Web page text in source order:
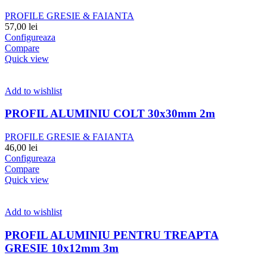
PROFILE GRESIE & FAIANTA
57,00 lei
Configureaza
Compare
Quick view
Add to wishlist
PROFIL ALUMINIU COLT 30x30mm 2m
PROFILE GRESIE & FAIANTA
46,00 lei
Configureaza
Compare
Quick view
Add to wishlist
PROFIL ALUMINIU PENTRU TREAPTA
GRESIE 10x12mm 3m